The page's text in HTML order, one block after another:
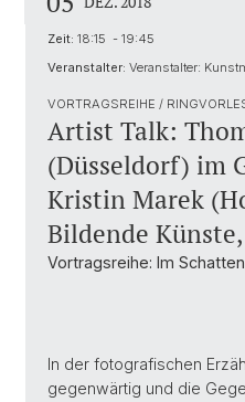
Zeit: 18:15 - 19:45
Veranstalter: Veranstalter:
VORTRAGSREIHE /
Artist Talk:
(Düsseldorf) im
Kristin Marek
Bildende
Vortragsreihe: Im
In der fotografischen
gegenwärtig und die